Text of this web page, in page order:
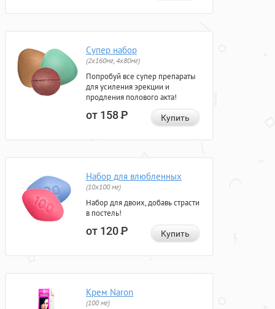
Супер набор
(2х160мг, 4х80мг)
Попробуй все супер препараты
для усиления эрекции и
продления полового акта!
от 158Р Купить
Набор для влюбленных
(10х100 мг)
Набор для двоих, добавь страсти
в постель!
от 120Р Купить
Крем Naron
(100 мг)